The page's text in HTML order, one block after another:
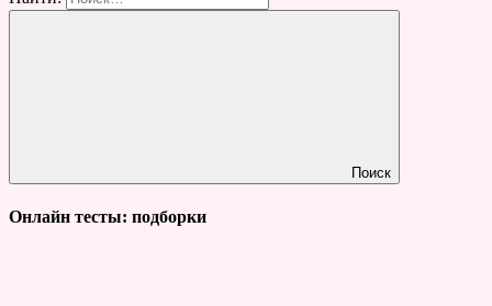
Поиск
Онлайн тесты: подборки